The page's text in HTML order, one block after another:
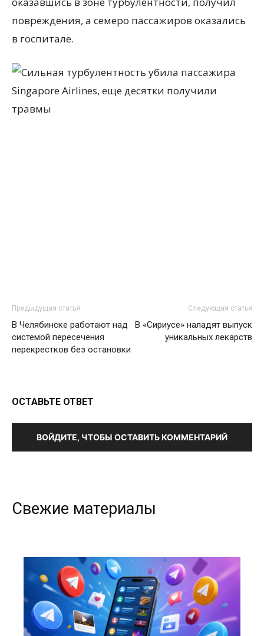
повреждения, а семеро пассажиров оказались
в госпитале.
Предыдущая статья
В Челябинске работают над
системой пересечения
перекрестков без остановки
Следующая статья
В «Сириусе» наладят выпуск
уникальных лекарств
ОСТАВЬТЕ ОТВЕТ
ВОЙДИТЕ, ЧТОБЫ ОСТАВИТЬ КОММЕНТАРИЙ
Свежие материалы